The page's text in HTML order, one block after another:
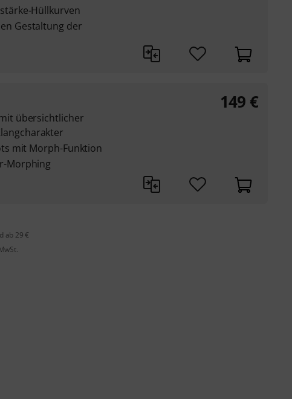
Hüllkurven
Gestaltung der
übersichtlicher
mit Morph-Funktion
Morphing
149 €
ab 29 €